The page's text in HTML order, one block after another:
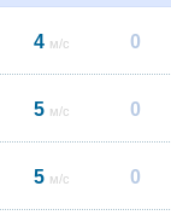
4 м/с 0
5 м/с 0
5 м/с 0